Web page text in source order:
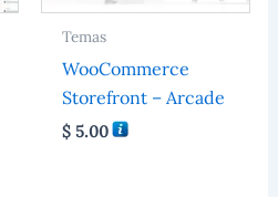
Temas
WooCommerce
Storefront – Arcade
$ 5.00